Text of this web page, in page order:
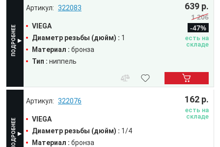
322076
VIEGA
Диаметр резьбы (дюйм) : 1/4
Материал : бронза
162 р.
есть на
складе
322083
VIEGA
Диаметр резьбы (дюйм) : 1
Материал : бронза
Тип : ниппель
639 р.
1 206
-47%
есть на
складе